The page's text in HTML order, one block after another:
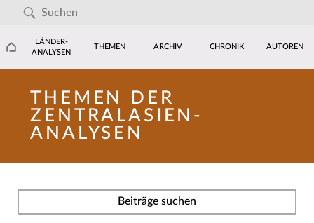
LÄNDER-
ANALYSEN
THEMEN ARCHIV CHRONIK AUTOREN
THEMEN DER
ZENTRALASIEN-
ANALYSEN
Beiträge suchen